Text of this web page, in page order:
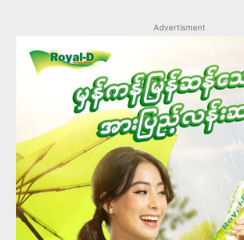
Advertisment